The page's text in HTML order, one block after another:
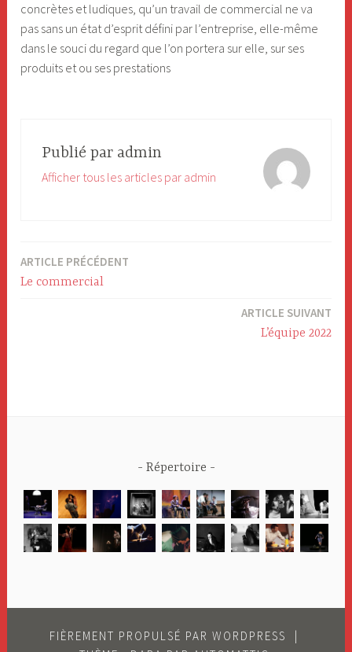
concrètes et ludiques, qu’un travail de commercial ne va
pas sans un état d’esprit défini par l’entreprise, elle-même
dans le souci du regard que l’on portera sur elle, sur ses
produits et ou ses prestations
Publié par admin
Afficher tous les articles par admin
Navigation
ARTICLE PRÉCÉDENT
Le commercial
ARTICLE SUIVANT
L’équipe 2022
Répertoire
FIÈREMENT PROPULSÉ PAR WORDPRESS